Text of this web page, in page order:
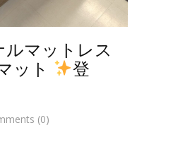
マットレス
ット
登
(0)